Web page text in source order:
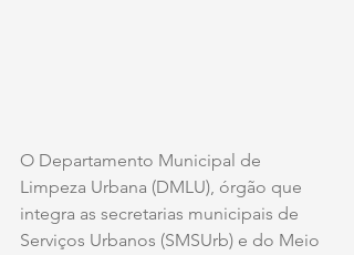
O Departamento Municipal de
Limpeza Urbana (DMLU), órgão que
integra as secretarias municipais de
Serviços Urbanos (SMSUrb) e do Meio